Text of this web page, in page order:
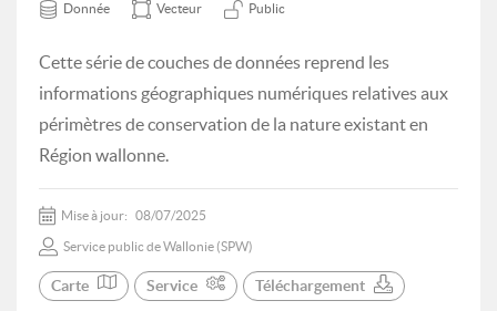
Donnée Vecteur Public
Cette série de couches de données reprend les
informations géographiques numériques relatives aux
périmètres de conservation de la nature existant en
Région wallonne.
Mise à jour: 08/07/2025
Service public de Wallonie (SPW)
Carte Service Téléchargement